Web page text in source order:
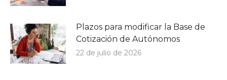
Plazos para modificar la Base de
Cotización de Autónomos
22 de julio de 2026